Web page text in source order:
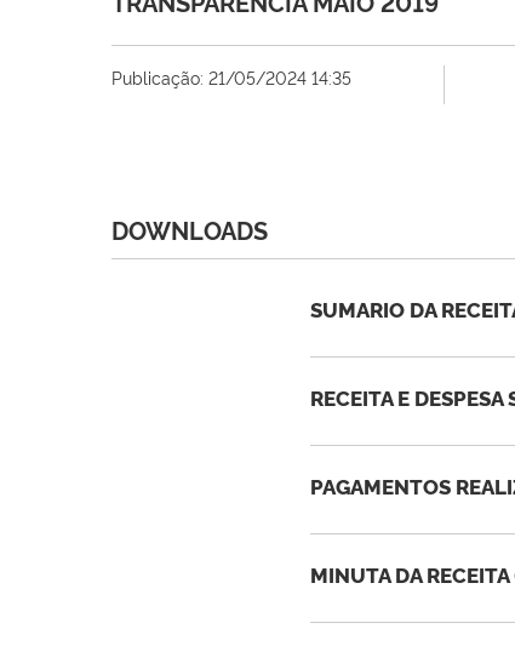
Publicação: 21/05/2024 14:35
DOWNLOADS
SUMARIO DA
RECEITA E
PAGAMENTOS
MINUTA DA